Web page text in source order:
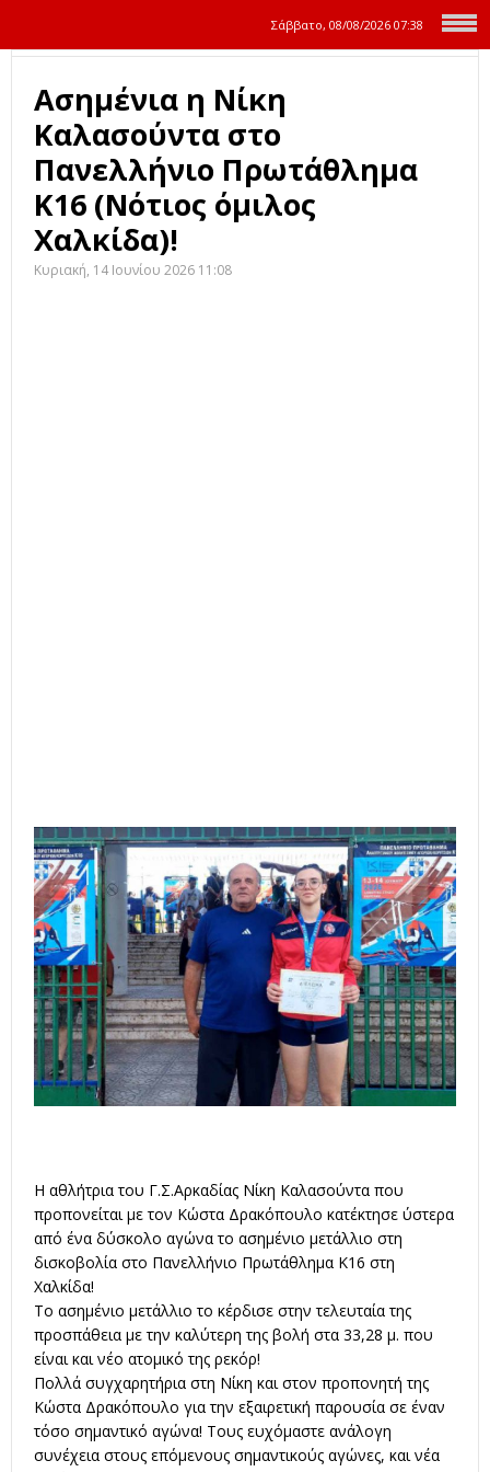
Σάββατο, 08/08/2026 07:38
Ασημένια η Νίκη
Καλασούντα στο
Πανελλήνιο Πρωτάθλημα
Κ16 (Νότιος όμιλος
Χαλκίδα)!
Κυριακή, 14 Ιουνίου 2026 11:08
Η αθλήτρια του Γ.Σ.Αρκαδίας Νίκη Καλασούντα που
προπονείται με τον Κώστα Δρακόπουλο κατέκτησε ύστερα
από ένα δύσκολο αγώνα το ασημένιο μετάλλιο στη
δισκοβολία στο Πανελλήνιο Πρωτάθλημα Κ16 στη
Χαλκίδα!
Το ασημένιο μετάλλιο το κέρδισε στην τελευταία της
προσπάθεια με την καλύτερη της βολή στα 33,28 μ. που
είναι και νέο ατομικό της ρεκόρ!
Πολλά συγχαρητήρια στη Νίκη και στον προπονητή της
Κώστα Δρακόπουλο για την εξαιρετική παρουσία σε έναν
τόσο σημαντικό αγώνα! Τους ευχόμαστε ανάλογη
συνέχεια στους επόμενους σημαντικούς αγώνες, και νέα